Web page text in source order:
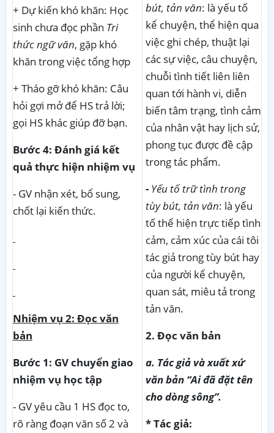
+ Dự kiến khó khăn: Học
sinh chưa đọc phần Tri
thức ngữ văn, gặp khó
khăn trong việc tổng hợp
+ Tháo gỡ khó khăn: Câu
hỏi gợi mở để HS trả lời;
gọi HS khác giúp đỡ bạn.
Bước 4: Đánh giá kết
quả thực hiện nhiệm vụ
- GV nhận xét, bổ sung,
chốt lại kiến thức.
Nhiệm vụ 2: Đọc văn
bản
Bước 1: GV chuyển giao
nhiệm vụ học tập
- GV yêu cầu 1 HS đọc to,
rõ ràng đoạn văn số 2 và
bút, tản văn: là yếu tố
kể chuyện, thể hiện qua
việc ghi chép, thuật lại
các sự việc, câu chuyện,
chuỗi tình tiết liên liên
quan tới hành vi, diễn
biến tâm trạng, tình cảm
của nhân vật hay lịch sử,
phong tục được đề cập
trong tác phẩm.
- Yếu tố trữ tình trong
tùy bút, tản văn: là yếu
tố thể hiện trực tiếp tình
cảm, cảm xúc của cái tôi
tác giả trong tùy bút hay
của người kể chuyện,
quan sát, miêu tả trong
tản văn.
2. Đọc văn bản
a. Tác giả và xuất xứ
văn bản “Ai đã đặt tên
cho dòng sông”.
* Tác giả: